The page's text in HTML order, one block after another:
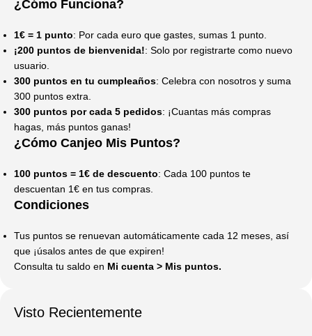
¿Cómo Funciona?
1€ = 1 punto: Por cada euro que gastes, sumas 1 punto.
¡200 puntos de bienvenida!: Solo por registrarte como nuevo
usuario.
300 puntos en tu cumpleaños: Celebra con nosotros y suma
300 puntos extra.
300 puntos por cada 5 pedidos: ¡Cuantas más compras
hagas, más puntos ganas!
¿Cómo Canjeo Mis Puntos?
100 puntos = 1€ de descuento: Cada 100 puntos te
descuentan 1€ en tus compras.
Condiciones
Tus puntos se renuevan automáticamente cada 12 meses, así
que ¡úsalos antes de que expiren!
Consulta tu saldo en Mi cuenta > Mis puntos.
Visto Recientemente